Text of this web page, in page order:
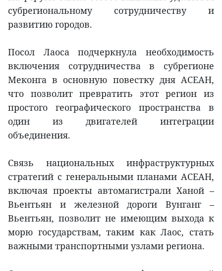
субрегиональному сотрудничеству и
развитию городов.
Посол Лаоса подчеркнула необходимость
включения сотрудничества в субрегионе
Меконга в основную повестку дня АСЕАН,
что позволит превратить этот регион из
простого географического пространства в
один из двигателей интеграции
объединения.
Связь национальных инфраструктурных
стратегий с генеральными планами АСЕАН,
включая проекты автомагистрали Ханой –
Вьентьян и железной дороги Вунганг –
Вьентьян, позволит не имеющим выхода к
морю государствам, таким как Лаос, стать
важными транспортными узлами региона.